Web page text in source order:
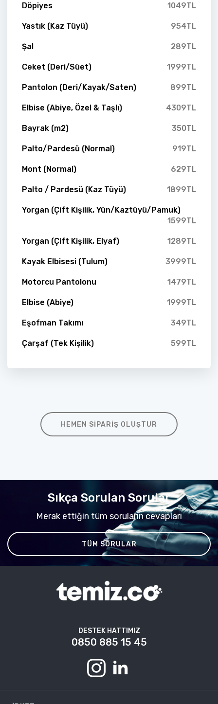
Döpiyes 1049TL
Yastık (Kaz Tüyü) 954TL
Şal 289TL
Ceket (Deri/Süet) 1999TL
Pantolon (Deri/Kayak/Saten) 899TL
Elbise (Abiye, Özel & Taşlı) 4309TL
Bayrak (m2) 350TL
Palto/Pardesü (Normal) 919TL
Mont (Normal) 629TL
Palto / Pardesü (Kaz Tüyü) 1899TL
Yorgan (Çift Kişilik, Yün/Kaztüyü/Pamuk)
1599TL
Yorgan (Çift Kişilik, Elyaf) 1289TL
Kayak Elbisesi (Tulum) 3999TL
Motorcu Pantolonu 1479TL
Elbise (Abiye) 1999TL
Eşofman Takımı 349TL
Çarşaf (Tek Kişilik) 599TL
HEMEN SIPARIŞ OLUŞTUR
Sıkça Sorulan Sorular
Merak ettiğin tüm soruların cevapları
TÜM SORULAR
DESTEK HATTIMIZ
0850 885 15 45